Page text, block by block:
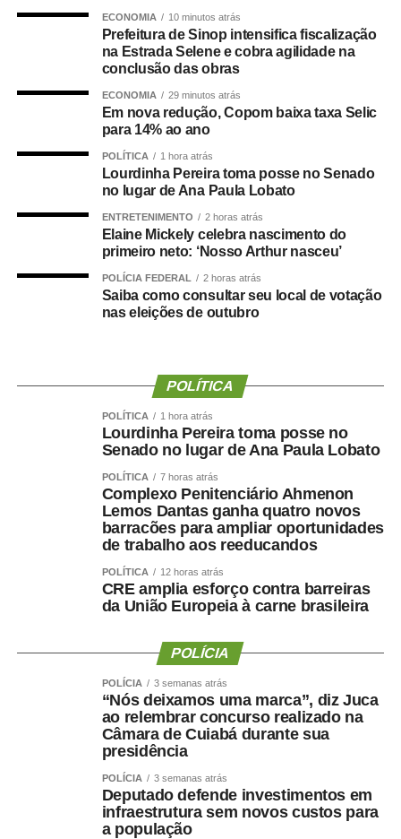
evidências mostram que essa condição também pode
estar associada a maior risco de demência.
O que a ciência mostra :
Um grande estudo publicado na revistaClinical
avaliou dados de centenas de milhares de
pessoas e analisou a relação entre composição corporal,
força muscular e desenvolvimento de demência.
Os resultados mostraram que tanto a sarcopenia isolada
quanto a obesidade sarcopênica estavam associadas a
um risco maior de declínio cognitivo. Um dos achados
longo dos anos ,maior foi o risco observado.
Não basta saber quanto peso uma pessoa
perdeu. Precisamos saber quanto músculo e quanta
força ela conseguiu preservar.
Emagrecer , nem sempre
significa melhorar a saúde ?
Uma perda de peso mal conduzida pode incluir perda
significativa de massa muscular, principalmente em
pessoas mais velhas, sedentárias, submetidas a dietas
muito restritivas ou a tratamentos sem acompanhamento
Mesmo com o avanço dos medicamentos para
ECONOMIA 10 minutos atrás
Prefeitura de Sinop intensifica fiscalização
na Estrada Selene e cobra agilidade na
conclusão das obras
ECONOMIA 29 minutos atrás
Em nova redução, Copom baixa taxa Selic
para 14% ao ano
POLÍTICA 1 hora atrás
Lourdinha Pereira toma posse no Senado
no lugar de Ana Paula Lobato
ENTRETENIMENTO 2 horas atrás
Elaine Mickely celebra nascimento do
primeiro neto: ‘Nosso Arthur nasceu’
POLÍCIA FEDERAL 2 horas atrás
Saiba como consultar seu local de votação
nas eleições de outubro
POLÍTICA
POLÍTICA 1 hora atrás
Lourdinha Pereira toma posse no
Senado no lugar de Ana Paula Lobato
POLÍTICA 7 horas atrás
Complexo Penitenciário Ahmenon
Lemos Dantas ganha quatro novos
barracões para ampliar oportunidades
de trabalho aos reeducandos
POLÍTICA 12 horas atrás
CRE amplia esforço contra barreiras
da União Europeia à carne brasileira
POLÍCIA
POLÍCIA 3 semanas atrás
“Nós deixamos uma marca”, diz Juca
ao relembrar concurso realizado na
Câmara de Cuiabá durante sua
presidência
POLÍCIA 3 semanas atrás
Deputado defende investimentos em
infraestrutura sem novos custos para
a população